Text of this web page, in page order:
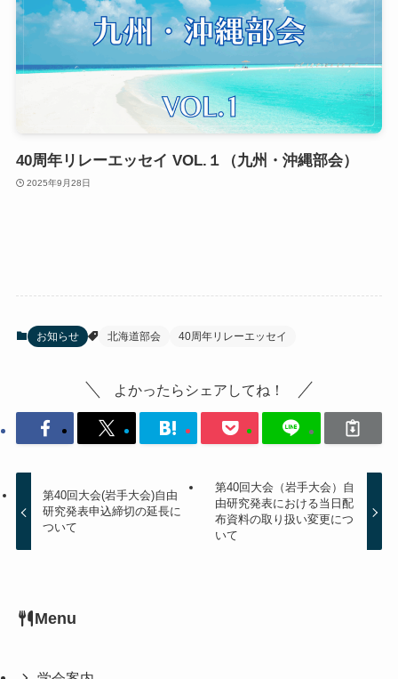
40周年リレーエッセイ VOL.１（九州・沖縄部会）
2025年9月28日
お知らせ 北海道部会 40周年リレーエッセイ
よかったらシェアしてね！
第40回大会(岩手大会)自由
研究発表申込締切の延長に
ついて
第40回大会（岩手大会）自
由研究発表における当日配
布資料の取り扱い変更につ
いて
Menu